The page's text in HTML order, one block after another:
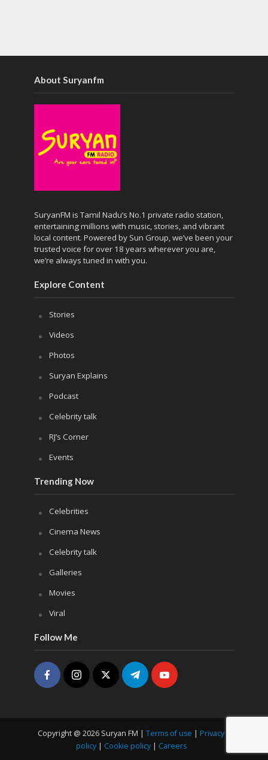
About Suryanfm
SuryanFM is Tamil Nadu’s No.1 private radio station,
entertaining millions with music, stories, and vibrant
local content. Powered by Sun Group, we’ve been your
trusted voice for over 18 years wherever you are,
we’re always tuned in with you.
Explore Content
Stories
Videos
Photos
Suryan Explains
Podcast
Celebrity talk
RJ’s Corner
Events
Trending Now
Celebrities
Cinema News
Celebrity talk
Galleries
Movies
Viral
Follow Me
Copyright @ 2026 Suryan FM | Terms of use | Privacy
policy| Cookie policy| Careers